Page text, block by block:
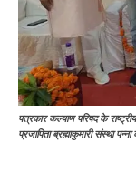
पत्रकार कल्याण परिषद के
प्रजापिता ब्रह्माकुमारी संस्था